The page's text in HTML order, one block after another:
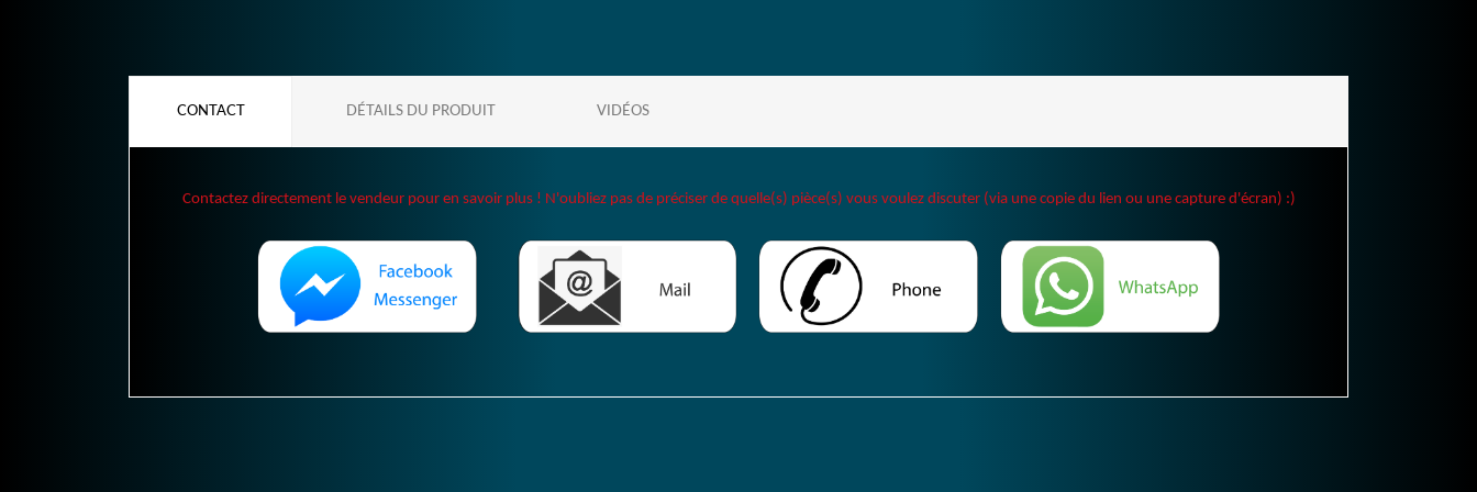
CONTACT DÉTAILS DU PRODUIT VIDÉOS
Contactez directement le vendeur pour en savoir plus ! N'oubliez pas de préciser de quelle(s) pièce(s) vous voulez discuter (via une copie du lien ou une capture d'écran) :)